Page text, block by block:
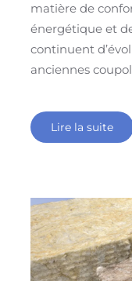
matière de
énergétique et
continuent
anciennes
Lire la suite